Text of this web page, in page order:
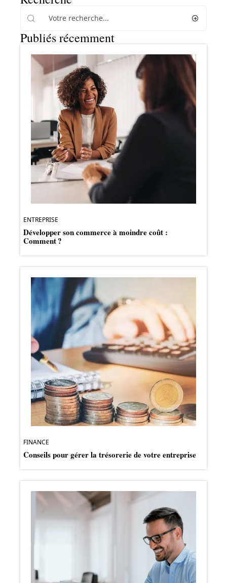
Publiés récemment
ENTREPRISE
Développer son commerce à moindre coût :
Comment ?
FINANCE
Conseils pour gérer la trésorerie de votre entreprise